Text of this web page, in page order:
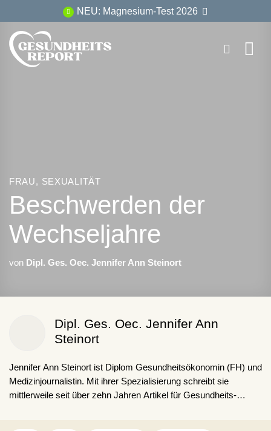
Inhalt
springen
NEU: Magnesium-Test 2026
FRAU, SEXUALITÄT
Beschwerden der
Wechseljahre
von Dipl. Ges. Oec. Jennifer Ann Steinort
Dipl. Ges. Oec. Jennifer Ann
Steinort
Jennifer Ann Steinort ist Diplom Gesundheitsökonomin (FH) und
Medizinjournalistin. Mit ihrer Spezialisierung schreibt sie
mittlerweile seit über zehn Jahren Artikel für Gesundheits­